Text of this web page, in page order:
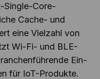
Single-Core-
Cache- und
eine Vielzahl von
Wi-Fi- und BLE-
Ein-
für IoT-Produkte.